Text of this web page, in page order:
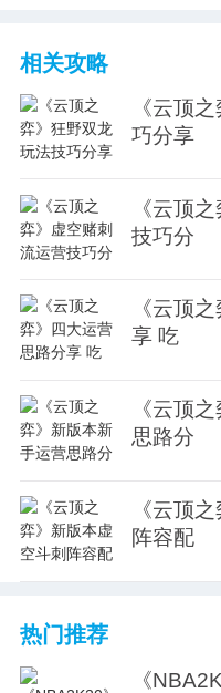
相关攻略
《云顶
巧分享
《云顶
技巧分
《云顶
享 吃
《云顶
思路分
《云顶
阵容配
热门推荐
《